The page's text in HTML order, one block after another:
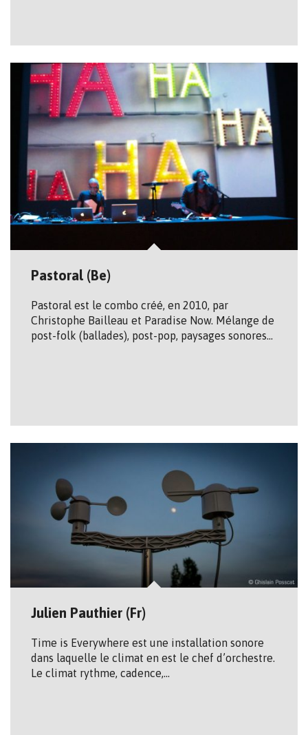
Pastoral (Be)
Pastoral est le combo créé, en 2010, par
Christophe Bailleau et Paradise Now. Mélange de
post-folk (ballades), post-pop, paysages sonores…
Julien Pauthier (Fr)
Time is Everywhere est une installation sonore
dans laquelle le climat en est le chef d’orchestre.
Le climat rythme, cadence,…